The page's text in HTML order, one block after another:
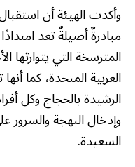
وأكدت الهيئة أن
مبادرةٌ أصيلةٌ تعد
المترسخة التي يتوارثها
العربية المتحدة، كما
الرشيدة بالحجاج وكل
وإدخال البهجة
السعيدة.